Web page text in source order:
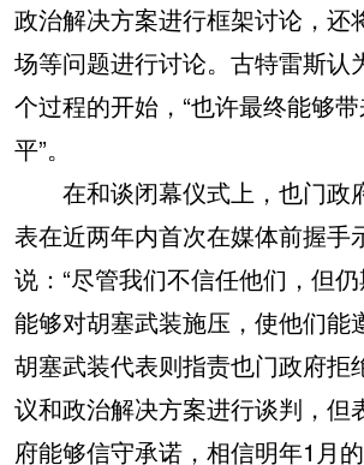
政治解决方案进行框架讨论，还
场等问题进行讨论。古特雷斯认
个过程的开始，“也许最终能够
平”。
在和谈闭幕仪式上，也门政
表在近两年内首次在媒体前握手
说：“尽管我们不信任他们，但
能够对胡塞武装施压，使他们能
胡塞武装代表则指责也门政府拒
议和政治解决方案进行谈判，但
府能够信守承诺，相信明年1月